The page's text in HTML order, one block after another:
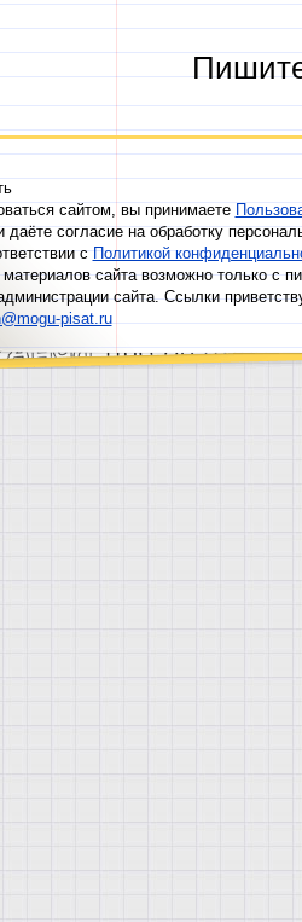
сайтом, вы принимаете
даёте согласие на обработку
сПолитикой
сайта возможно только с
сайта. Ссылки
pisat.ru